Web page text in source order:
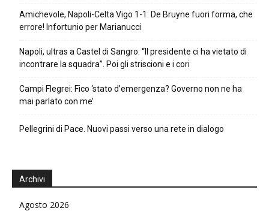
Amichevole, Napoli-Celta Vigo 1-1: De Bruyne fuori forma, che
errore! Infortunio per Marianucci
Napoli, ultras a Castel di Sangro: “Il presidente ci ha vietato di
incontrare la squadra”. Poi gli striscioni e i cori
Campi Flegrei: Fico ‘stato d’emergenza? Governo non ne ha
mai parlato con me’
Pellegrini di Pace. Nuovi passi verso una rete in dialogo
Archivi
Agosto 2026